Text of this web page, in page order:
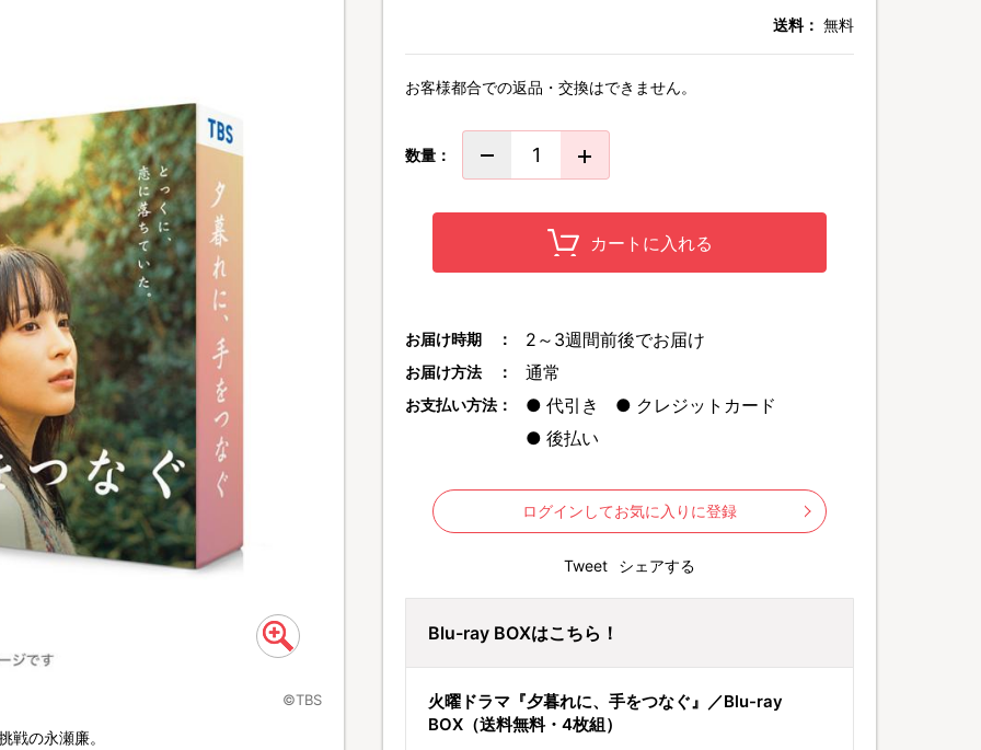
©TBS
戦の永瀬廉。
送料： 無料
お客様都合での返品・交換はできません。
数量：
カートに入れる
お届け時期 ： 2～3週間前後でお届け
お届け方法 ： 通常
お支払い方法： 代引き
クレジットカード
後払い
ログインしてお気に入りに登録
Tweet シェアする
Blu-ray BOXはこちら！
火曜ドラマ『夕暮れに、手をつなぐ』／Blu-ray
BOX（送料無料・4枚組）